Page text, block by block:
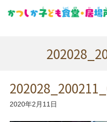
2020年2月11日